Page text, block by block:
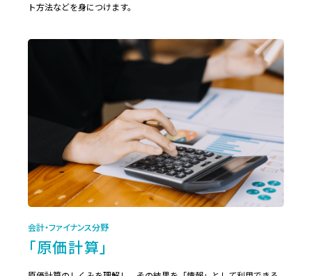
ト方法などを身につけます。
会計・ファイナンス分野
「原価計算」